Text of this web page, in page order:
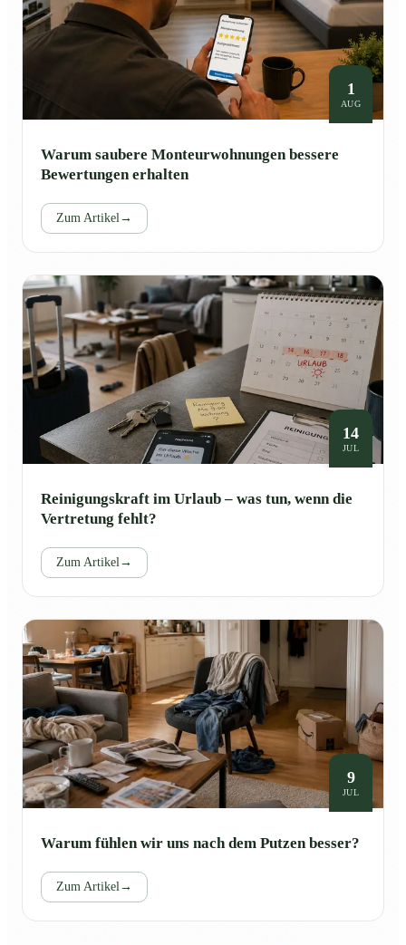
1
AUG
Warum saubere Monteurwohnungen bessere
Bewertungen erhalten
Zum Artikel→
14
JUL
Reinigungskraft im Urlaub – was tun, wenn die
Vertretung fehlt?
Zum Artikel→
9
JUL
Warum fühlen wir uns nach dem Putzen besser?
Zum Artikel→